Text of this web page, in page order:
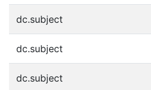
dc.subject
dc.subject
dc.subject